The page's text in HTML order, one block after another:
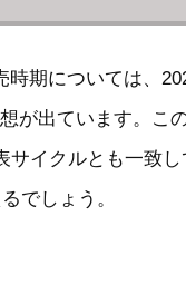
時期については、
が出ています。こ
サイクルとも一致
でしょう。